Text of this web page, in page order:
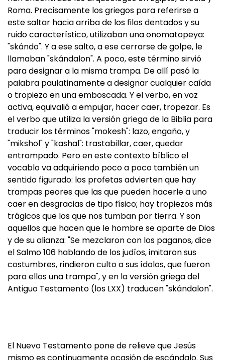
Roma. Precisamente los griegos para referirse a
este saltar hacia arriba de los filos dentados y su
ruido característico, utilizaban una onomatopeya:
"skándo". Y a ese salto, a ese cerrarse de golpe, le
llamaban "skándalon". A poco, este término sirvió
para designar a la misma trampa. De allí pasó la
palabra paulatinamente a designar cualquier caída
o tropiezo en una emboscada. Y el verbo, en voz
activa, equivalió a empujar, hacer caer, tropezar. Es
el verbo que utiliza la versión griega de la Biblia para
traducir los términos "mokesh": lazo, engaño, y
"mikshol" y "kashal": trastabillar, caer, quedar
entrampado. Pero en este contexto bíblico el
vocablo va adquiriendo poco a poco también un
sentido figurado: los profetas advierten que hay
trampas peores que las que pueden hacerle a uno
caer en desgracias de tipo físico; hay tropiezos más
trágicos que los que nos tumban por tierra. Y son
aquellos que hacen que le hombre se aparte de Dios
y de su alianza: "Se mezclaron con los paganos, dice
el Salmo 106 hablando de los judíos, imitaron sus
costumbres, rindieron culto a sus ídolos, que fueron
para ellos una trampa", y en la versión griega del
Antiguo Testamento (los LXX) traducen "skándalon".
El Nuevo Testamento pone de relieve que Jesús